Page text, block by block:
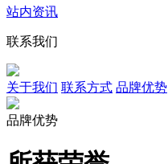
站内资讯
联系我们
关于我们 联系方式 品牌优势
品牌优势